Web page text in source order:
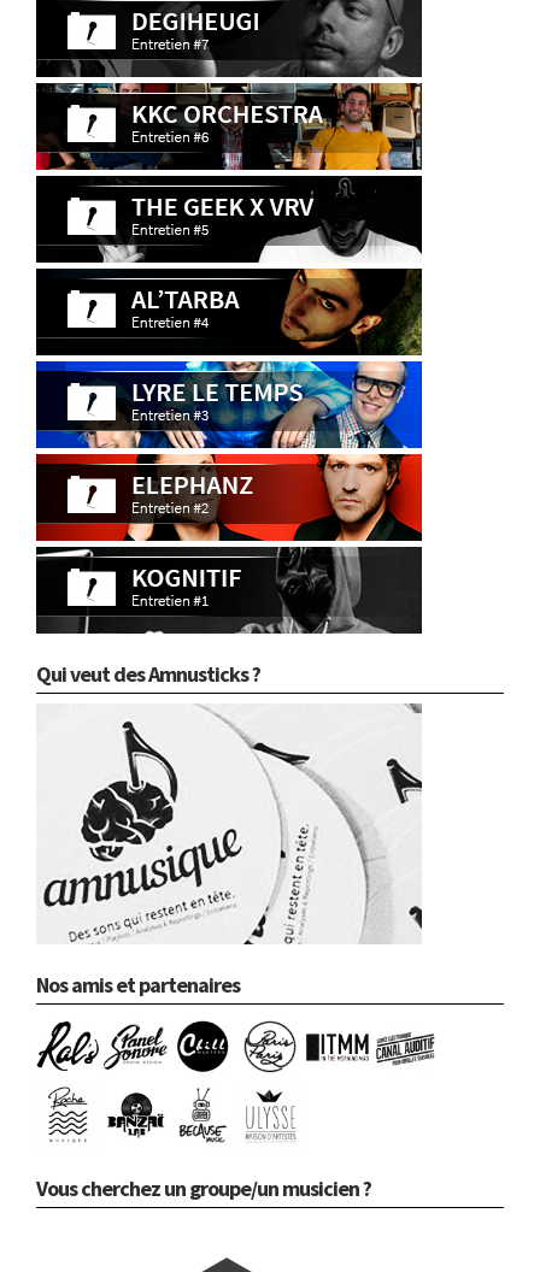
Qui veut des Amnusticks ?
Nos amis et partenaires
Vous cherchez un groupe/un musicien ?